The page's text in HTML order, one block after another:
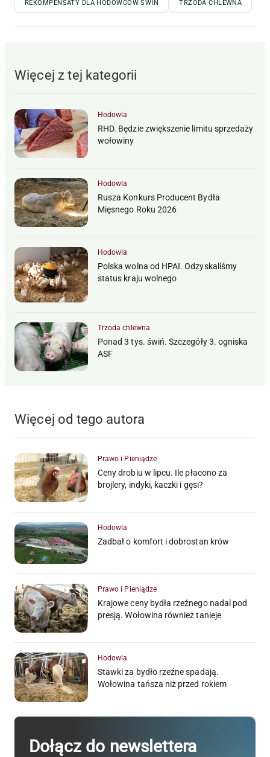
REKOMPENSATY DLA HODOWCÓW ŚWIŃ TRZODA CHLEWNA
Więcej z tej kategorii
Hodowla
RHD. Będzie zwiększenie limitu sprzedaży
wołowiny
Hodowla
Rusza Konkurs Producent Bydła
Mięsnego Roku 2026
Hodowla
Polska wolna od HPAI. Odzyskaliśmy
status kraju wolnego
Trzoda chlewna
Ponad 3 tys. świń. Szczegóły 3. ogniska
ASF
Więcej od tego autora
Prawo i Pieniądze
Ceny drobiu w lipcu. Ile płacono za
brojlery, indyki, kaczki i gęsi?
Hodowla
Zadbał o komfort i dobrostan krów
Prawo i Pieniądze
Krajowe ceny bydła rzeźnego nadal pod
presją. Wołowina również tanieje
Hodowla
Stawki za bydło rzeźne spadają.
Wołowina tańsza niż przed rokiem
Dołącz do newslettera